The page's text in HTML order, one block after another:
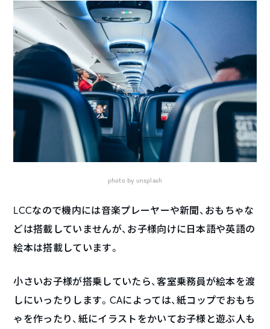
photo by unsplash
LCCなので機内には音楽プレーヤーや新聞、おもちゃな
どは搭載していませんが、お子様向けに日本語や英語の
絵本は搭載しています。
小さいお子様が搭乗していたら、客室乗務員が絵本を渡
しにいったりします。CAによっては、紙コップでおもち
ゃを作ったり、紙にイラストをかいてお子様と遊ぶ人も